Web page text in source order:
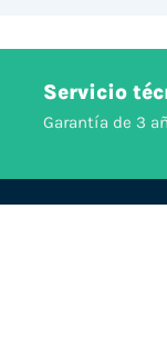
Servicio
Garantía de 3